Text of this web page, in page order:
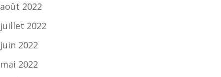
août 2022
juillet 2022
juin 2022
mai 2022